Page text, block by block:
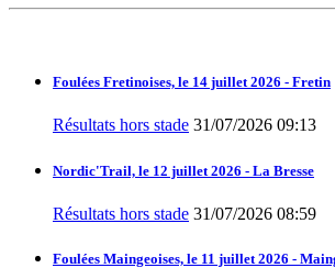
Foulées Fretinoises, le 14 juillet 2026 - Fretin
Résultats hors stade 31/07/2026 09:13
Nordic'Trail, le 12 juillet 2026 - La Bresse
Résultats hors stade 31/07/2026 08:59
Foulées Maingeoises, le 11 juillet 2026 -